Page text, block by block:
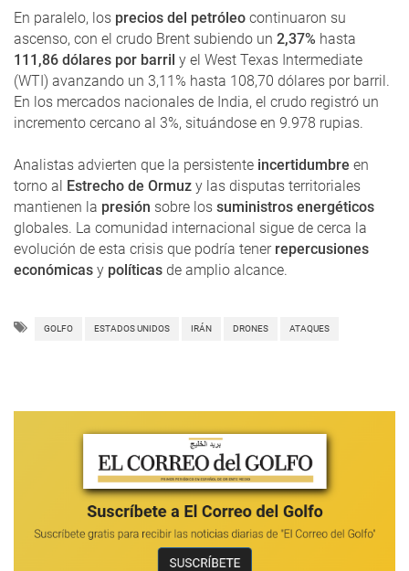
En paralelo, los precios del petróleo continuaron su
ascenso, con el crudo Brent subiendo un 2,37% hasta
111,86 dólares por barril y el West Texas Intermediate
(WTI) avanzando un 3,11% hasta 108,70 dólares por barril.
En los mercados nacionales de India, el crudo registró un
incremento cercano al 3%, situándose en 9.978 rupias.
Analistas advierten que la persistente incertidumbre en
torno al
Estrecho de Ormuz y las disputas territoriales
mantienen la presión sobre los suministros energéticos
globales. La comunidad internacional sigue de cerca la
evolución de esta crisis que podría tener repercusiones
económicas y políticas de amplio alcance.
GOLFO ESTADOS UNIDOS IRÁN DRONES ATAQUES